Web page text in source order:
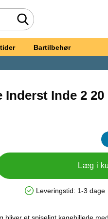
Foretag søgning
Bartilbehør
Inderst Inde 2 20
Læg i
Produkttilgængelighed: På
Leveringstid: 1-3 dage